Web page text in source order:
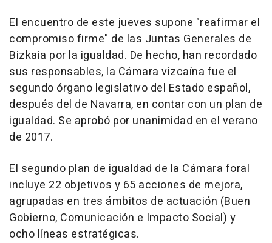
El encuentro de este jueves supone "reafirmar el
compromiso firme" de las Juntas Generales de
Bizkaia por la igualdad. De hecho, han recordado
sus responsables, la Cámara vizcaína fue el
segundo órgano legislativo del Estado español,
después del de Navarra, en contar con un plan de
igualdad. Se aprobó por unanimidad en el verano
de 2017.
El segundo plan de igualdad de la Cámara foral
incluye 22 objetivos y 65 acciones de mejora,
agrupadas en tres ámbitos de actuación (Buen
Gobierno, Comunicación e Impacto Social) y
ocho líneas estratégicas.